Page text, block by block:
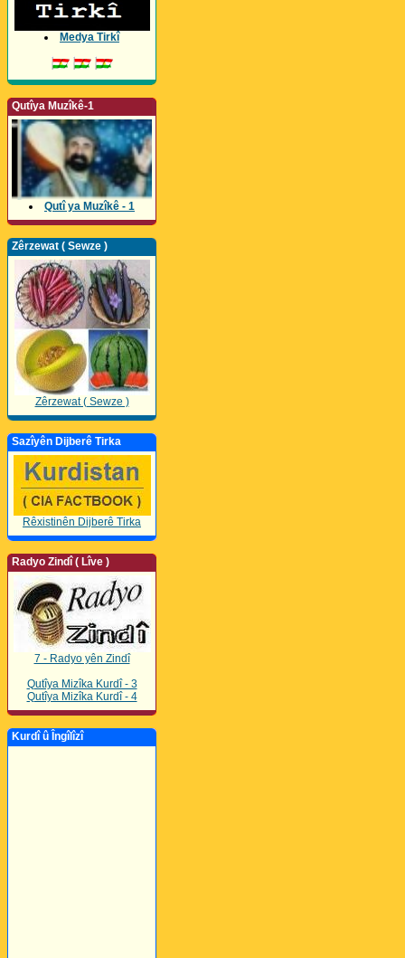
Medya Tirkî
Qutîya Muzîkê-1
Qutî ya Muzîkê - 1
Zêrzewat ( Sewze )
Zêrzewat ( Sewze )
Sazîyên Dijberê Tirka
Rêxistinên Dijberê Tirka
Radyo Zindî ( Lîve )
7 - Radyo yên Zindî
Qutîya Mizîka Kurdî - 3
Qutîya Mizîka Kurdî - 4
Kurdî û Îngîlîzî